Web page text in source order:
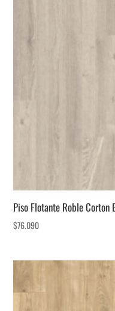
Piso Flotante Roble
$76.090